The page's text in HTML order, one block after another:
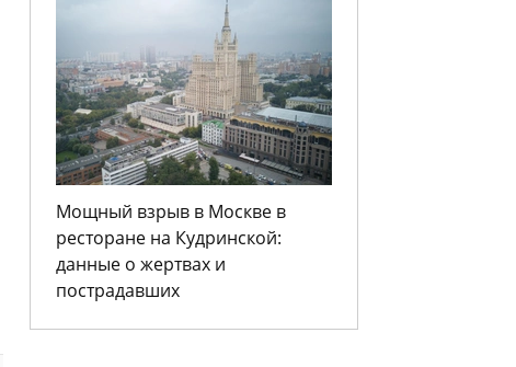
Мощный взрыв в Москве в
ресторане на Кудринской:
данные о жертвах и
пострадавших